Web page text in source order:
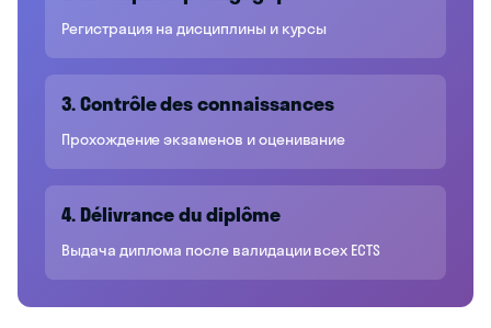
Регистрация на дисциплины и курсы
3. Contrôle des connaissances
Прохождение экзаменов и оценивание
4. Délivrance du diplôme
Выдача диплома после валидации всех ECTS